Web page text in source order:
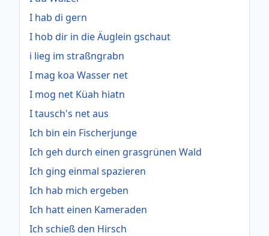
I hab di gern
I hob dir in die Äuglein gschaut
i lieg im straßngrabn
I mag koa Wasser net
I mog net Küah hiatn
I tausch's net aus
Ich bin ein Fischerjunge
Ich geh durch einen grasgrünen Wald
Ich ging einmal spazieren
Ich hab mich ergeben
Ich hatt einen Kameraden
Ich schieß den Hirsch